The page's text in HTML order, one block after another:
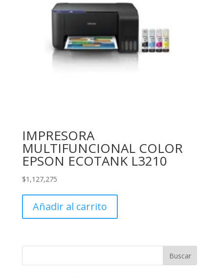
IMPRESORA
MULTIFUNCIONAL COLOR
EPSON ECOTANK L3210
$1,127,275
Añadir al carrito